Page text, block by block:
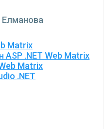
Елманова
Matrix
.NET Web Matrix
Matrix
.NET